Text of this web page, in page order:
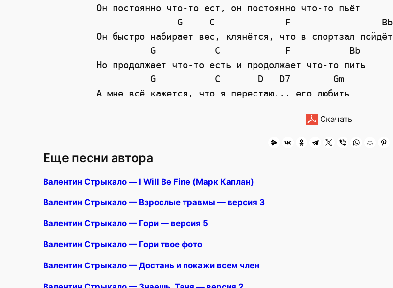
Он постоянно что-то ест, он постоянно что-то пьёт
G
C F
Bb
Он быстро набирает вес, клянётся, что в спортзал пойдёт
G
C F
Bb
Но продолжает что-то есть и продолжает что-то пить
G
C D D7
Gm
А мне всё кажется, что я перестаю... его любить
Скачать
Еще песни автора
Валентин Стрыкало — I Will Be Fine (Марк Каплан)
Валентин Стрыкало — Взрослые травмы — версия 3
Валентин Стрыкало — Гори — версия 5
Валентин Стрыкало — Гори твое фото
Валентин Стрыкало — Достань и покажи всем член